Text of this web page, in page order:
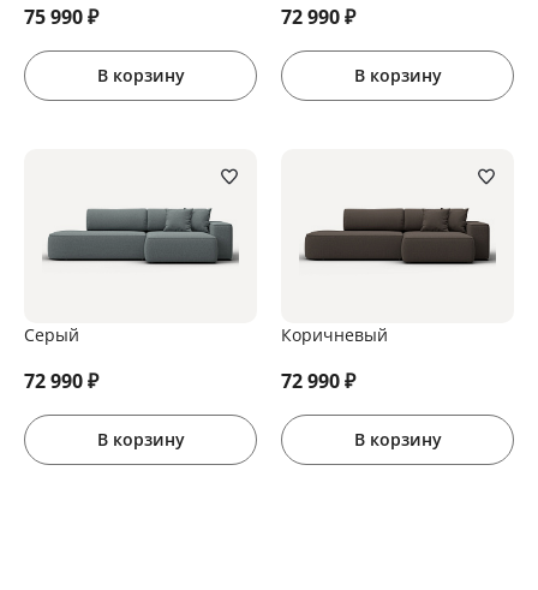
75 990₽
В корзину
72 990₽
В корзину
Серый
72 990₽
В корзину
Коричневый
72 990₽
В корзину